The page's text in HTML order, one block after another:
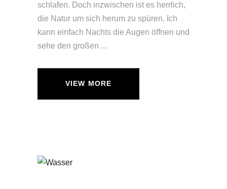
schlafen. Doch inzwischen ist es herrlich,
die Natur um sich herum zu spüren. Ich
kann einfach Nachts die Augen öffnen und
sehe den großen
VIEW MORE